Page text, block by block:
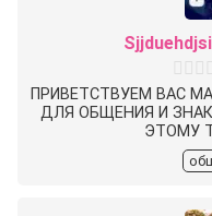
ПРИВЕТСТВУЕМ ВАС
ДЛЯ ОБЩЕНИЯ И
ЭТОМУ